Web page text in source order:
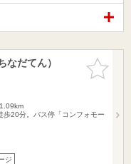
お気に入
りに追加
なだてん）
歩20分。バス停「コンフォモー
ジ